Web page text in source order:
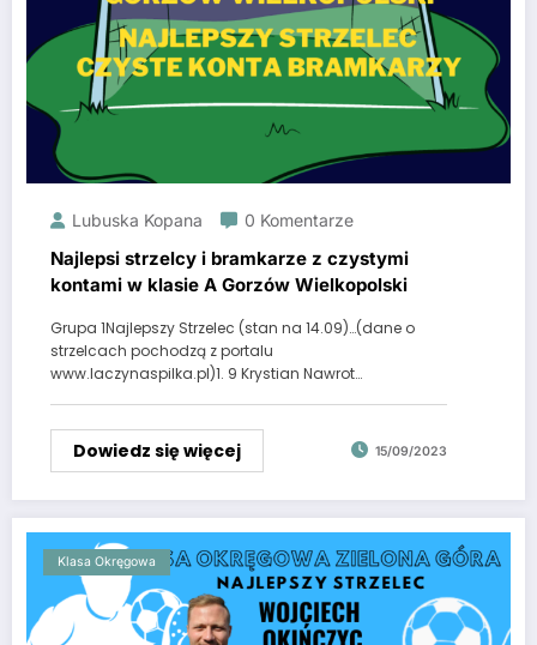
Lubuska Kopana 0 Komentarze
Najlepsi strzelcy i bramkarze z czystymi
kontami w klasie A Gorzów Wielkopolski
Grupa 1Najlepszy Strzelec (stan na 14.09)…(dane o
strzelcach pochodzą z portalu
www.laczynaspilka.pl)1. 9 Krystian Nawrot…
Dowiedz się więcej 15/09/2023
Klasa Okręgowa